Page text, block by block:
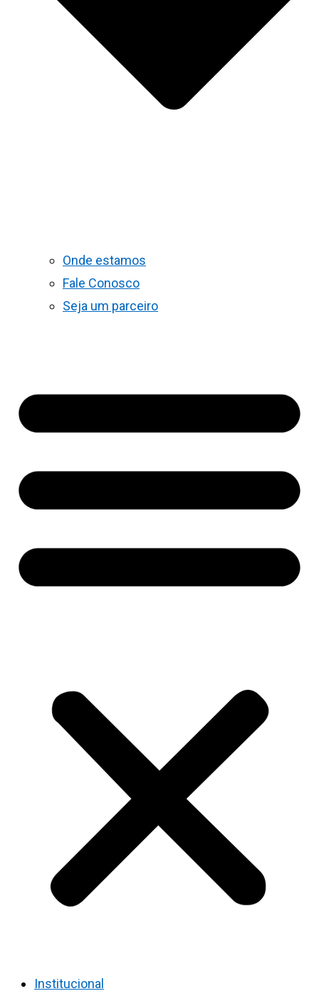
Onde estamos
Fale Conosco
Seja um parceiro
Institucional